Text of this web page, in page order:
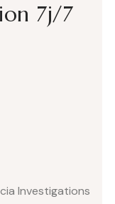
7j/7
Investigations